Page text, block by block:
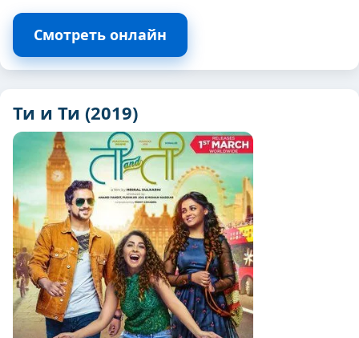
Смотреть онлайн
Ти и Ти (2019)